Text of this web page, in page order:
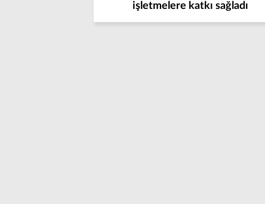
işletmelere katkı sağladı